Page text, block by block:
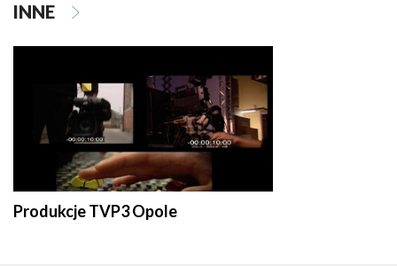
INNE
Produkcje TVP3 Opole